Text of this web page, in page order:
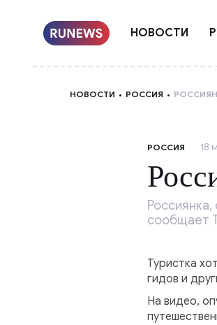
НОВОСТИ
НОВОСТИ РОССИЯ
РОССИЯ 18
сообщает
Туристка
гидов и
На видео,